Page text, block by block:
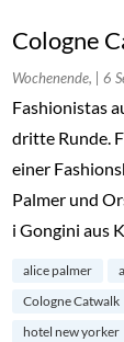
Cologne
Wochenende, | 6
Fashionistas
dritte Runde.
einer
Palmer und
i Gongini aus
alice palmer
Cologne Catwalk
hotel new yorker